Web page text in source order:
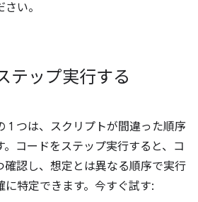
い。
テップ実行する
1 つは、スクリプトが間違った順序
コードをステップ実行すると、コ
確認し、想定とは異なる順序で実行
に特定できます。今すぐ試す: